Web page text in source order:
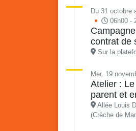
Du 31 octobre
06h00 -
contrat de
Sur la
Mer. 19
Atelier :
parent et
Allée Louis
(Crèche de
Vakans o Gozyé :
24 juillet
PDF - 1.6 Mio